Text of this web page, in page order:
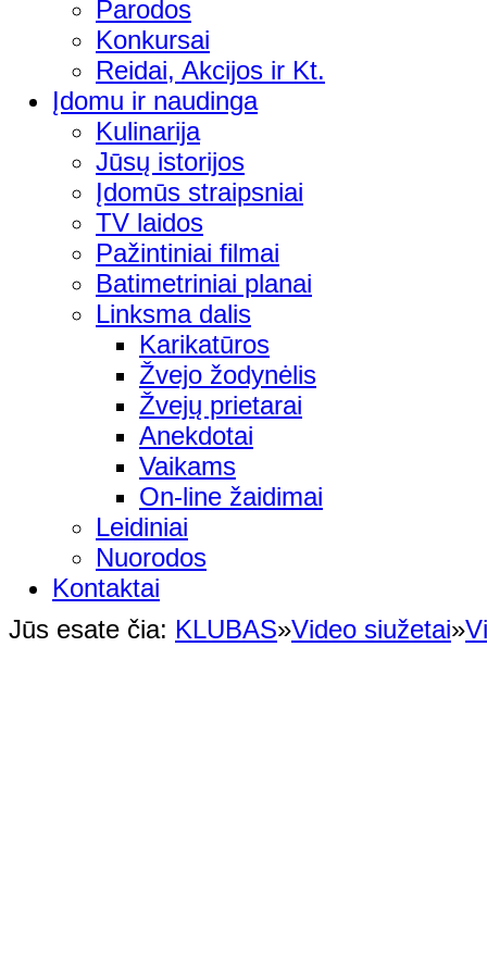
Parodos
Konkursai
Reidai, Akcijos ir Kt.
Įdomu ir naudinga
Kulinarija
Jūsų istorijos
Įdomūs straipsniai
TV laidos
Pažintiniai filmai
Batimetriniai planai
Linksma dalis
Karikatūros
Žvejo žodynėlis
Žvejų prietarai
Anekdotai
Vaikams
On-line žaidimai
Leidiniai
Nuorodos
Kontaktai
Jūs esate čia: KLUBAS»Video siužetai»